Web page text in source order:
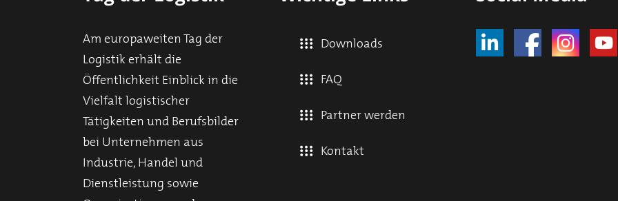
Am europaweiten Tag der
Logistik erhält die
Öffentlichkeit Einblick in die
Vielfalt logistischer
Tätigkeiten und Berufsbilder
bei Unternehmen aus
Industrie, Handel und
Dienstleistung sowie
Downloads
FAQ
Partner werden
Kontakt